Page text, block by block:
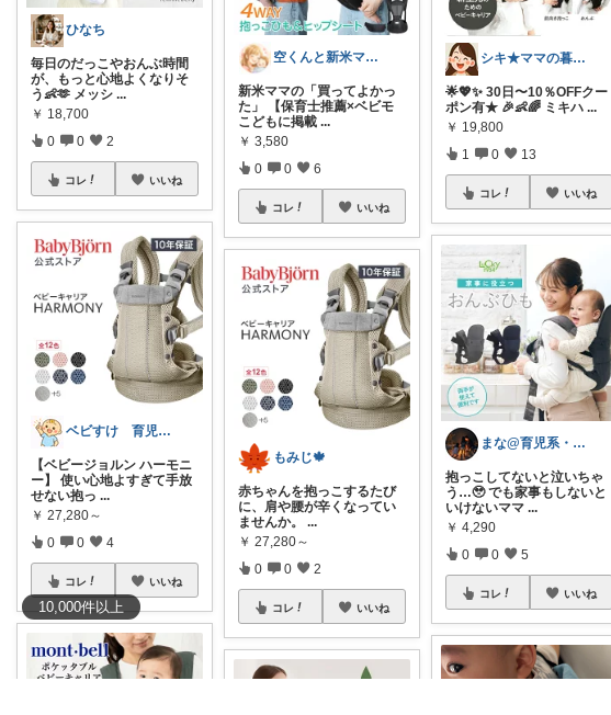
10,000件以上
ひなち
毎日のだっこやおんぶ時間
が、もっと心地よくなりそ
う👶🫶 メッシ ...
￥ 18,700
0 0 2
コレ いいね
ベビすけ 育児グッズ
【ベビージョルン ハーモニ
ー】 使い心地よすぎて手放
せない抱っ ...
￥ 27,280～
0 0 4
コレ いいね
空くんと新米ママ🌸💪
新米ママの「買ってよかっ
た」 【保育士推薦×ベビモ
こどもに掲載 ...
￥ 3,580
0 0 6
コレ いいね
もみじ🍁
赤ちゃんを抱っこするたび
に、肩や腰が辛くなってい
ませんか。...
￥ 27,280～
0 0 2
コレ いいね
シキ★ママの暮らし、キッズ
🌟💖✨ 30日〜10％OFFクー
ポン有★ 🎉👶🌈 ミキハ ...
￥ 19,800
1 0 13
コレ いいね
まな@育児系・産後ダイエットと美容
抱っこしてないと泣いちゃ
う…🥹 でも家事もしないと
いけないママ ...
￥ 4,290
0 0 5
コレ いいね